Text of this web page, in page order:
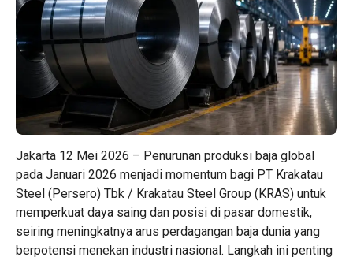
Jakarta 12 Mei 2026 – Penurunan produksi baja global
pada Januari 2026 menjadi momentum bagi PT Krakatau
Steel (Persero) Tbk / Krakatau Steel Group (KRAS) untuk
memperkuat daya saing dan posisi di pasar domestik,
seiring meningkatnya arus perdagangan baja dunia yang
berpotensi menekan industri nasional. Langkah ini penting